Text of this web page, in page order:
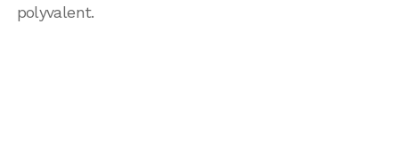
polyvalent.